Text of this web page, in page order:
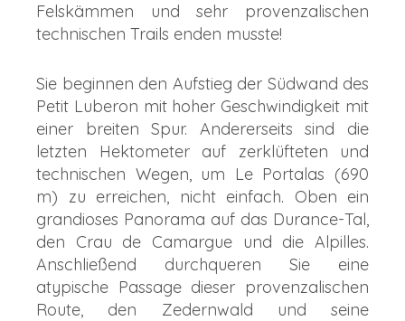
Felskämmen und sehr provenzalischen
technischen Trails enden musste!
Sie beginnen den Aufstieg der Südwand des
Petit Luberon mit hoher Geschwindigkeit mit
einer breiten Spur. Andererseits sind die
letzten Hektometer auf zerklüfteten und
technischen Wegen, um Le Portalas (690
m) zu erreichen, nicht einfach. Oben ein
grandioses Panorama auf das Durance-Tal,
den Crau de Camargue und die Alpilles.
Anschließend durchqueren Sie eine
atypische Passage dieser provenzalischen
Route, den Zedernwald und seine